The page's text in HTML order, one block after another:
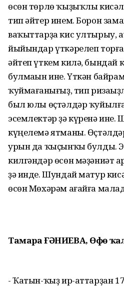
өсөн төрлө ҡыҙыҡлы
тип әйтер инем. Борон
ваҡыттарҙа кис ултырыу,
йыйындар үткәрелеп
әйтеп үткем килә, бындай
булмаһын ине. Үткән
ҡуймағанһығыҙ, тип
был юлы өҫтәлдәр
эсемлектәр ҙә күренә ине.
күңелемә ятманы.
урын да ҡыҫынҡы булды.
килгәндәр өсөн мәҙәниәт
ҙә инде. Шундай матур
өсөн Мөхәрәм ағайға
Тамара ҒӘНИЕВА, Өфө
- Ҡатын-ҡыҙ ир-аттарҙан